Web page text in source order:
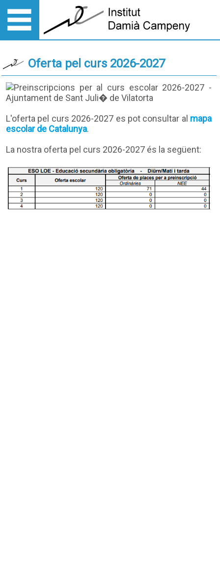
Oferta pel curs 2026-2027
L'oferta pel curs 2026-2027 es pot consultar al mapa
escolar de Catalunya.
La nostra oferta pel curs 2026-2027 és la següent: